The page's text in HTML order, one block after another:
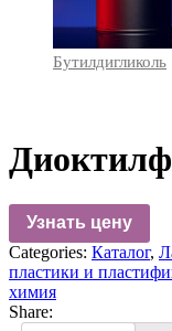
Бутилдигликоль
Узнать цену
Categories: Каталог,
пластики и
химия
Share: